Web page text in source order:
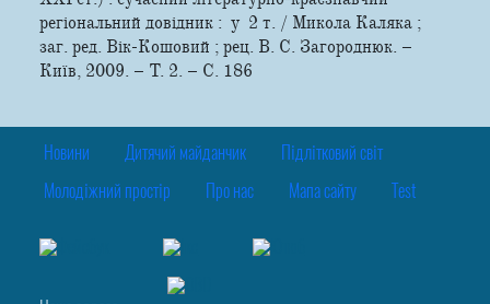
регіональний довідник : у 2 т. / Микола Каляка ;
заг. ред. Вік-Кошовий ; рец. В. С. Загороднюк. –
Київ, 2009. – Т. 2. – С. 186
Новини Дитячий майданчик Підлітковий світ
Молодіжний простір Про нас Мапа сайту Test